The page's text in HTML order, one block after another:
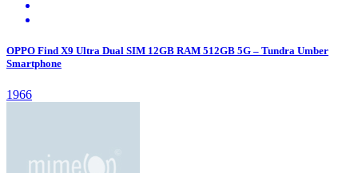
OPPO Find X9 Ultra Dual SIM 12GB RAM 512GB 5G – Tundra Umber
Smartphone
1966